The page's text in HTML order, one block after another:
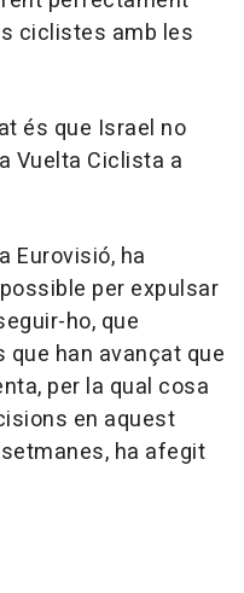
ciclistes amb les
és que Israel no
Vuelta Ciclista a
Eurovisió, ha
per expulsar
ho, que
han avançat que
per la qual cosa
en aquest
ha afegit